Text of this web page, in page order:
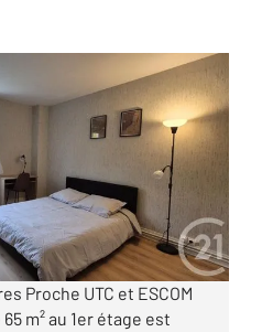
à louer
Proche UTC et ESCOM
m² au 1er étage est